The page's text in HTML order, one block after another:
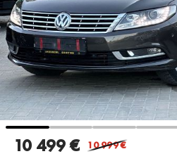
10 499 € 10 999€